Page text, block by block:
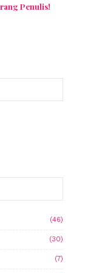
Penulis!
(46)
(30)
(7)